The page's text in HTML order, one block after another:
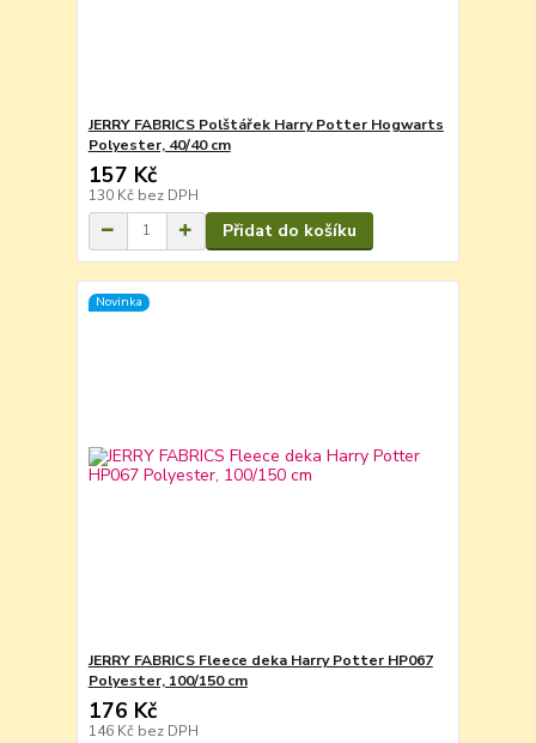
JERRY FABRICS Polštářek Harry Potter Hogwarts
Polyester, 40/40 cm
157 Kč
130 Kč bez DPH
Přidat do košíku
Novinka
JERRY FABRICS Fleece deka Harry Potter HP067
Polyester, 100/150 cm
176 Kč
146 Kč bez DPH